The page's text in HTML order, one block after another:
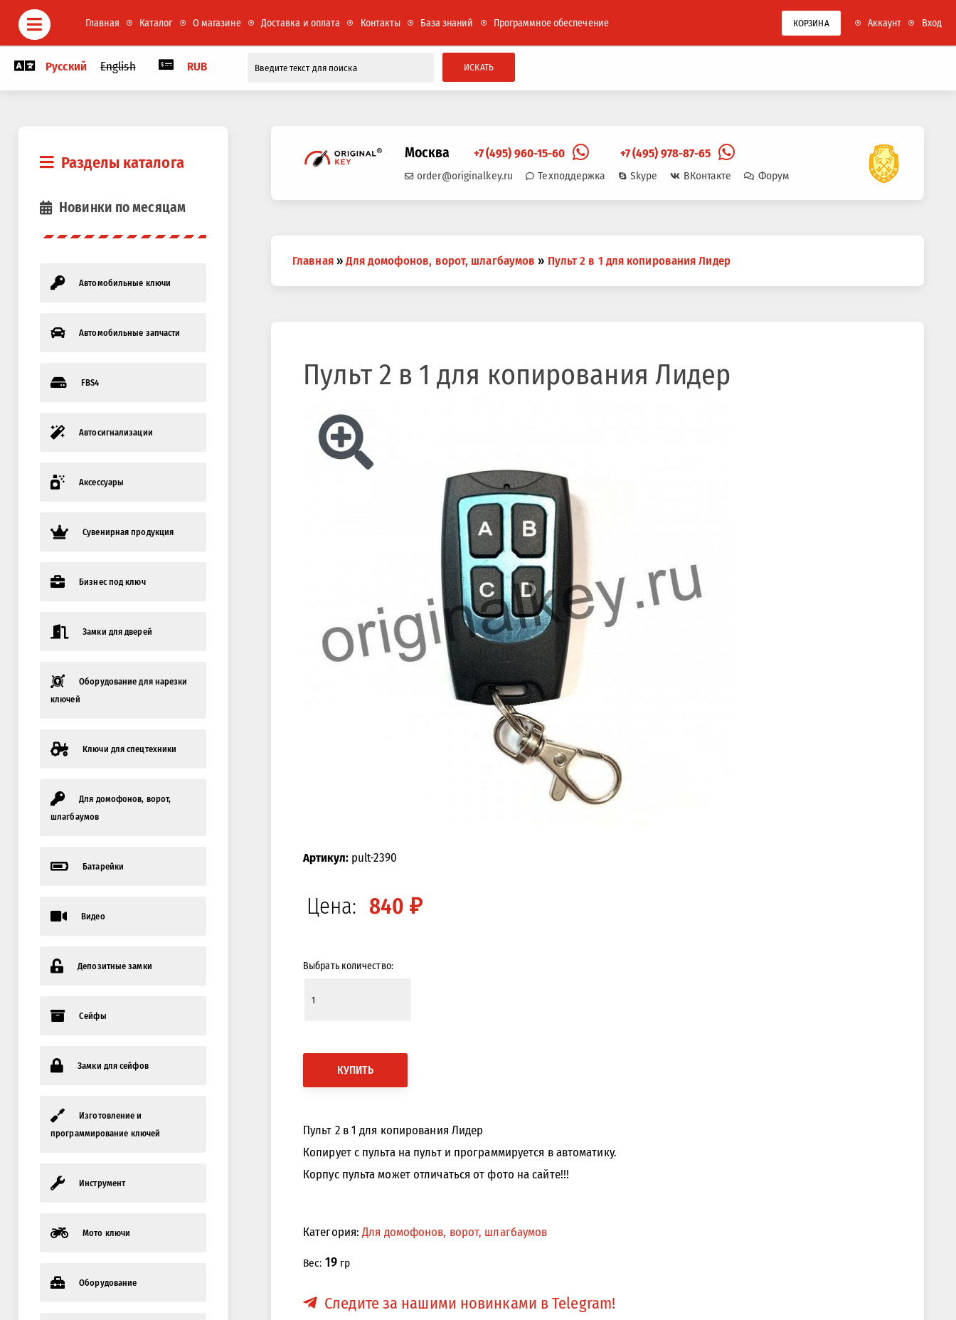
Главная Каталог О магазине Доставка и оплата Контакты База знаний Программное обеспечение КОРЗИНА Аккаунт Вход
Русский English RUB ИСКАТЬ
Разделы каталога
Новинки по месяцам
Автомобильные ключи
Автомобильные запчасти
FBS4
Автосигнализации
Аксессуары
Сувенирная продукция
Бизнес под ключ
Замки для дверей
Оборудование для нарезки
ключей
Ключи для спецтехники
Для домофонов, ворот,
шлагбаумов
Батарейки
Видео
Депозитные замки
Сейфы
Замки для сейфов
Изготовление и
программирование ключей
Инструмент
Мото ключи
Оборудование
Москва +7 (495) 960-15-60 +7 (495) 978-87-65
order@originalkey.ru Техподдержка Skype ВКонтакте Форум
здесь
Главная » Для домофонов, ворот, шлагбаумов » Пульт 2 в 1 для копирования Лидер
Пульт 2 в 1 для копирования Лидер
Артикул:pult-2390
Цена: 840 ₽
Выбрать количество:
КУПИТЬ
Пульт 2 в 1 для копирования Лидер
Копирует с пульта на пульт и программируется в автоматику.
Корпус пульта может отличаться от фото на сайте!!!
Категория:Для домофонов, ворот, шлагбаумов
Вес: 19гр
Следите за нашими новинками в Telegram!